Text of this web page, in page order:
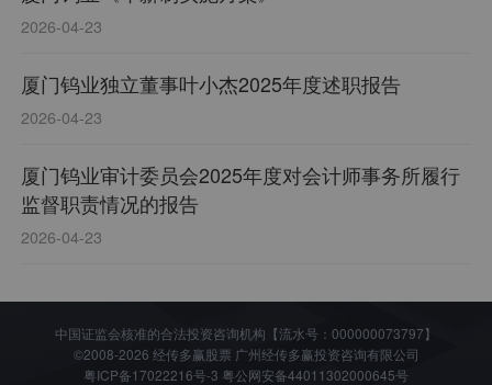
2026-04-23
厦门钨业独立董事叶小杰2025年度述职报告
2026-04-23
厦门钨业审计委员会2025年度对会计师事务所履行
监督职责情况的报告
2026-04-23
中国证监会核准的合法投资咨询机构【流水号：000000073797】
©2008-2026 经传多赢股票 广州经传多赢投资咨询有限公司
粤ICP备17022216号-3 粤公网安备44011302000645号